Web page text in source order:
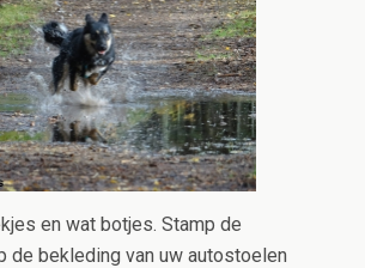
en wat botjes. Stamp de
de bekleding van uw autostoelen